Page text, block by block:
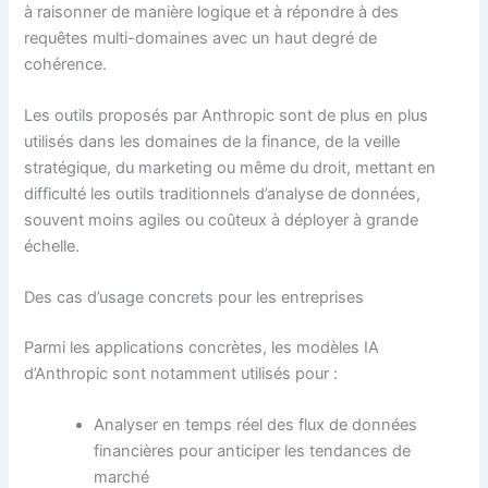
à raisonner de manière logique et à répondre à des
requêtes multi-domaines avec un haut degré de
cohérence.
Les outils proposés par Anthropic sont de plus en plus
utilisés dans les domaines de la finance, de la veille
stratégique, du marketing ou même du droit, mettant en
difficulté les outils traditionnels d’analyse de données,
souvent moins agiles ou coûteux à déployer à grande
échelle.
Des cas d’usage concrets pour les entreprises
Parmi les applications concrètes, les modèles IA
d’Anthropic sont notamment utilisés pour :
Analyser en temps réel des flux de données
financières pour anticiper les tendances de
marché